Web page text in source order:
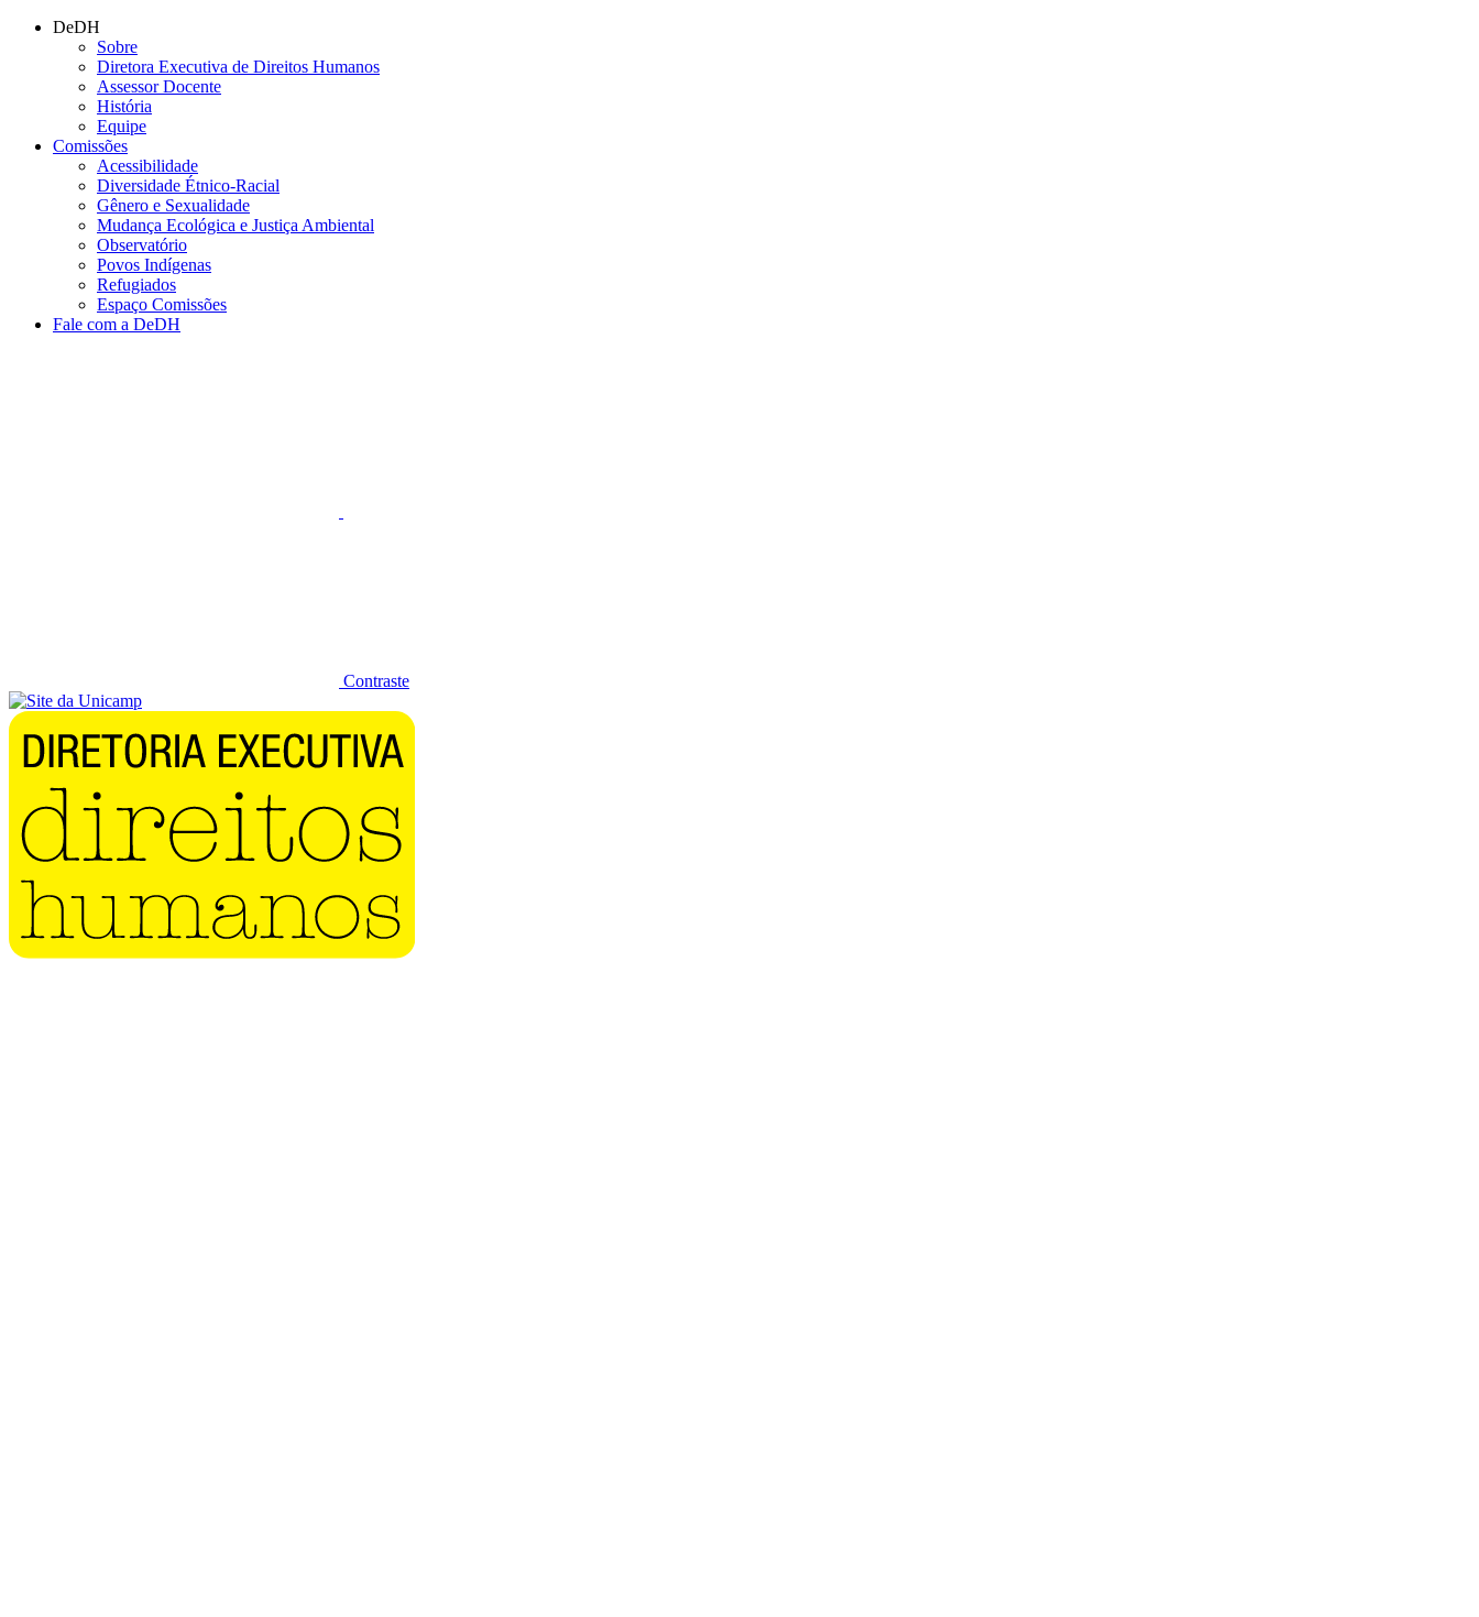
Conteúdo principal
DeDH
Sobre
Diretora Executiva de Direitos Humanos
Assessor Docente
História
Equipe
Comissões
Acessibilidade
Diversidade Étnico-Racial
Gênero e Sexualidade
Mudança Ecológica e Justiça Ambiental
Observatório
Povos Indígenas
Refugiados
Espaço Comissões
Fale com a DeDH
Contraste